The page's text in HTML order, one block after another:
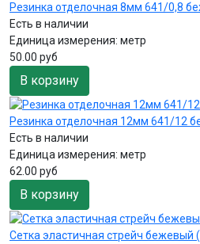
Резинка отделочная 8мм 641/0,8
Есть в наличии
Единица измерения: метр
50.00 руб
В корзину
Резинка отделочная 12мм 641/12
Есть в наличии
Единица измерения: метр
62.00 руб
В корзину
Сетка эластичная стрейч бежевый